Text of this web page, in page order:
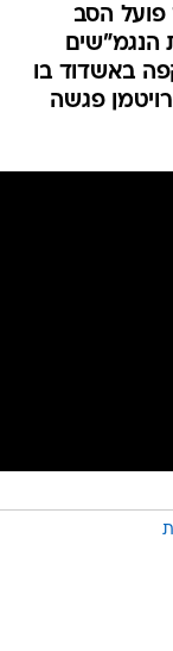
הסב
הנגמ"שים
באשדוד בו
פגשה